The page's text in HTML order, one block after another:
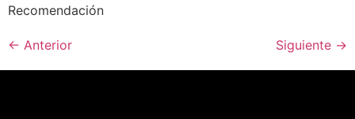
Recomendación
← Anterior Siguiente →